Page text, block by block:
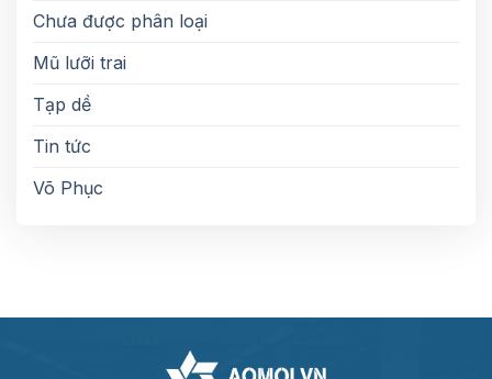
Chưa được phân loại
Mũ lưỡi trai
Tạp dề
Tin tức
Võ Phục